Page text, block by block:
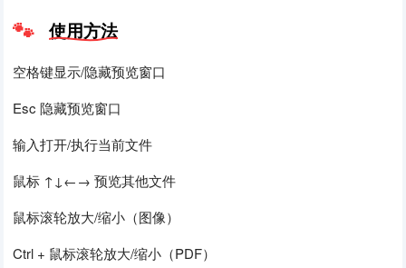
使用方法
空格键显示/隐藏预览窗口
Esc 隐藏预览窗口
输入打开/执行当前文件
鼠标 ↑↓←→ 预览其他文件
鼠标滚轮放大/缩小（图像）
Ctrl + 鼠标滚轮放大/缩小（PDF）